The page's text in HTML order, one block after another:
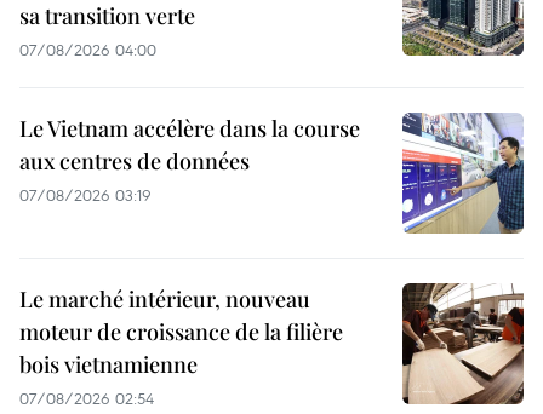
sa transition verte
07/08/2026 04:00
Le Vietnam accélère dans la course
aux centres de données
07/08/2026 03:19
Le marché intérieur, nouveau
moteur de croissance de la filière
bois vietnamienne
07/08/2026 02:54